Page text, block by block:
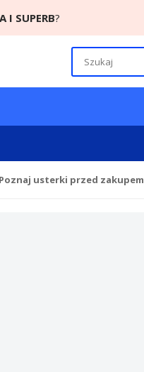
I SUPERB?
Poznaj usterki przed zakupem